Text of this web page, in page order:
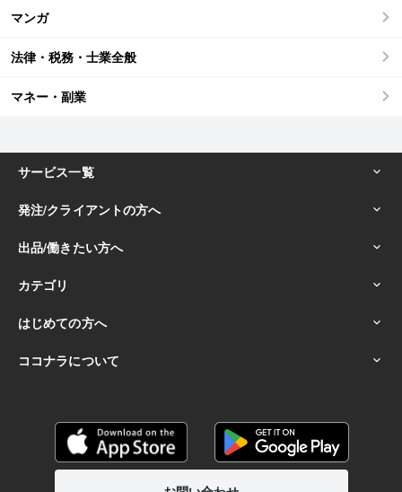
マンガ
法律・税務・士業全般
マネー・副業